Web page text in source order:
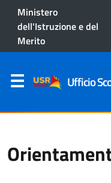
Ministero
dell'Istruzione e del
Merito
Ufficio